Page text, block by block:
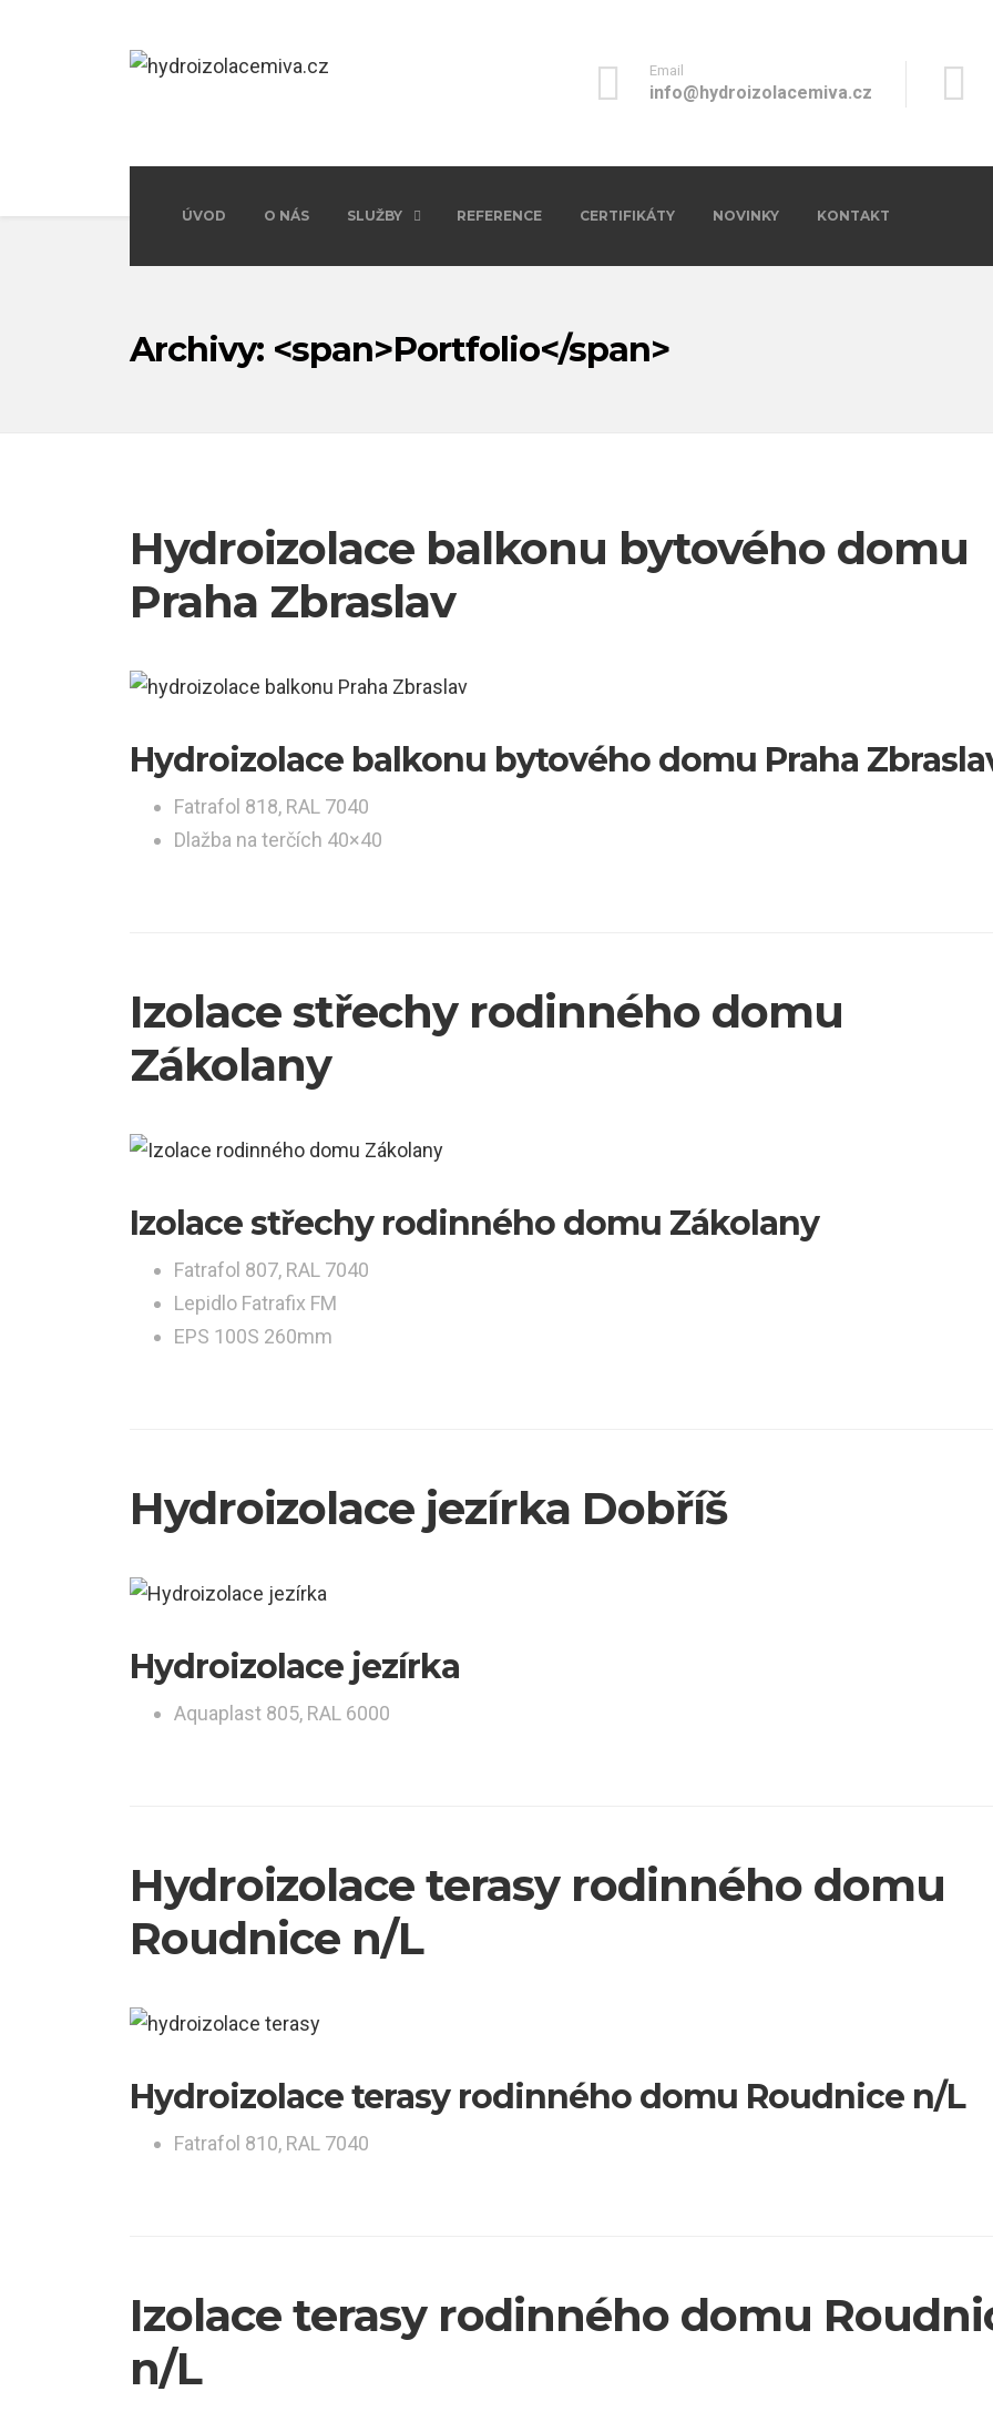
ÚVOD O NÁS SLUŽBY REFERENCE CERTIFIKÁTY NOVINKY KONTAKT
Email
info@hydroizolacemiva.cz
Archivy: <span>Portfolio</span>
Hydroizolace balkonu bytového domu
Praha Zbraslav
Hydroizolace balkonu bytového domu Praha
Fatrafol 818, RAL 7040
Dlažba na terčích 40×40
Izolace střechy rodinného domu
Zákolany
Izolace střechy rodinného domu Zákolany
Fatrafol 807, RAL 7040
Lepidlo Fatrafix FM
EPS 100S 260mm
Hydroizolace jezírka Dobříš
Hydroizolace jezírka
Aquaplast 805, RAL 6000
Hydroizolace terasy rodinného domu
Roudnice n/L
Hydroizolace terasy rodinného domu Roudnice n/L
Fatrafol 810, RAL 7040
Izolace terasy rodinného domu
n/L